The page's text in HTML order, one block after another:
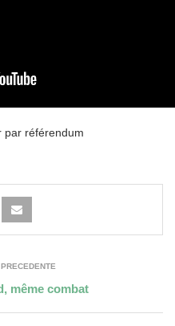
par référendum
même combat